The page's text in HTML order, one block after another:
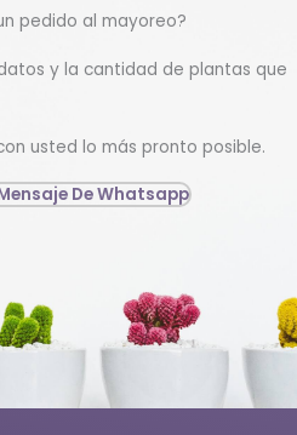
pedido al mayoreo?
y la cantidad de plantas que
usted lo más pronto posible.
De Whatsapp